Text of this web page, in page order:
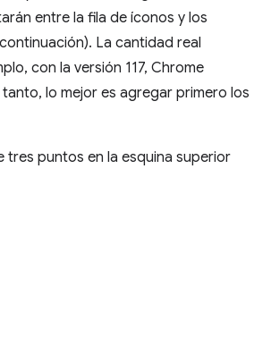
entre la fila de íconos y los
La cantidad real
con la versión 117, Chrome
lo mejor es agregar primero los
tres puntos en la esquina superior